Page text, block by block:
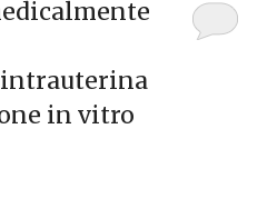
in vitro